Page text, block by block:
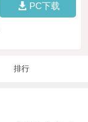
PC下载
排行